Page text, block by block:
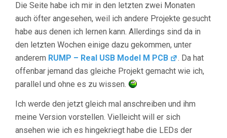
Die Seite habe ich mir in den letzten zwei Monaten
auch öfter angesehen, weil ich andere Projekte gesucht
habe aus denen ich lernen kann. Allerdings sind da in
den letzten Wochen einige dazu gekommen, unter
anderem RUMP – Real USB Model M PCB
. Da hat
offenbar jemand das gleiche Projekt gemacht wie ich,
parallel und ohne es zu wissen.
Ich werde den jetzt gleich mal anschreiben und ihm
meine Version vorstellen. Vielleicht will er sich
ansehen wie ich es hingekriegt habe die LEDs der